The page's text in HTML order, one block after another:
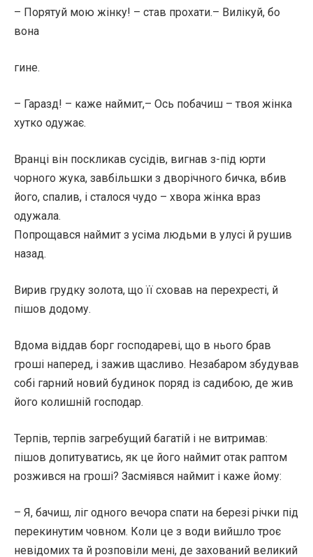
– Порятуй мою жінку! – став прохати.– Вилікуй, бо
вона
гине.
– Гаразд! – каже наймит,– Ось побачиш – твоя жінка
хутко одужає.
Вранці він поскликав сусідів, вигнав з-під юрти
чорного жука, завбільшки з дворічного бичка, вбив
його, спалив, і сталося чудо – хвора жінка враз
одужала.
Попрощався наймит з усіма людьми в улусі й рушив
назад.
Вирив грудку золота, що її сховав на перехресті, й
пішов додому.
Вдома віддав борг господареві, що в нього брав
гроші наперед, і зажив щасливо. Незабаром збудував
собі гарний новий будинок поряд із садибою, де жив
його колишній господар.
Терпів, терпів загребущий багатій і не витримав:
пішов допитуватись, як це його наймит отак раптом
розжився на гроші? Засміявся наймит і каже йому:
– Я, бачиш, ліг одного вечора спати на березі річки під
перекинутим човном. Коли це з води вийшло троє
невідомих та й розповіли мені, де захований великий